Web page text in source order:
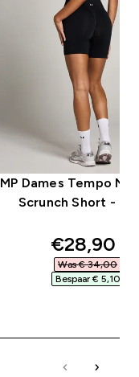
MP Dames Tempo
Scrunch Short -
€28,90‎
Was € 34,00‎
Bespaar € 5,10‎